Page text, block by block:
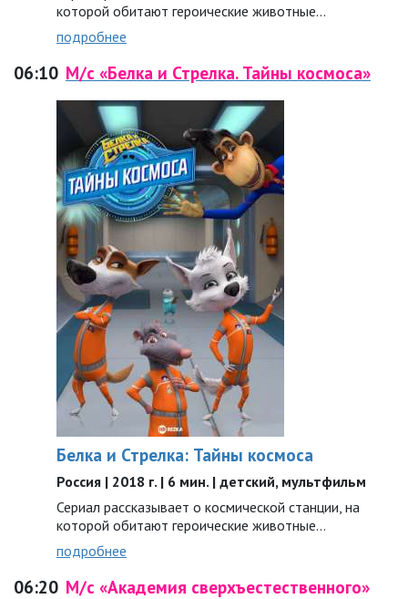
которой обитают героические животные…
подробнее
06:10 М/с «Белка и Стрелка. Тайны космоса»
Белка и Стрелка: Тайны космоса
Россия | 2018 г. | 6 мин. | детский, мультфильм
Сериал рассказывает о космической станции, на
которой обитают героические животные…
подробнее
06:20 М/с «Академия сверхъестественного»